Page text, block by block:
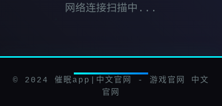
网络连接扫描中...
© 2024 催眠app|中文官网 - 游戏官网 中文
官网